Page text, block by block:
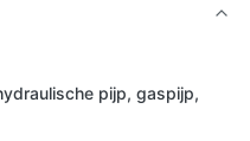
pijp, gaspijp,